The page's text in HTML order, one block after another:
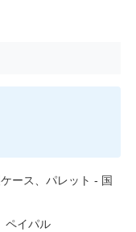
ース、パレット - 国
ペイパル